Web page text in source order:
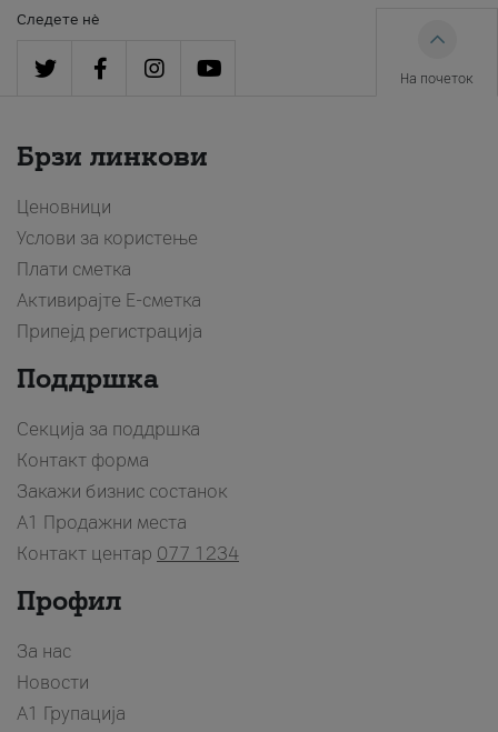
Следете нè
На почеток
Брзи линкови
Ценовници
Услови за користење
Плати сметка
Активирајте Е-сметка
Припејд регистрација
Поддршка
Секција за поддршка
Контакт форма
Закажи бизнис состанок
A1 Продажни места
Контакт центар 077 1234
Профил
За нас
Новости
А1 Групација